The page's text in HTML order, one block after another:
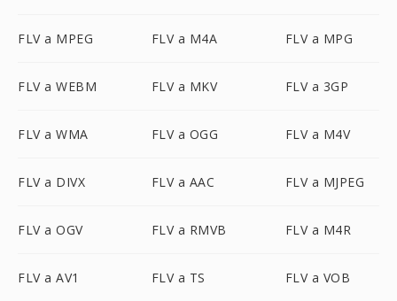
FLV a MPEG FLV a M4A FLV a MPG
FLV a WEBM FLV a MKV FLV a 3GP
FLV a WMA FLV a OGG FLV a M4V
FLV a DIVX FLV a AAC FLV a MJPEG
FLV a OGV FLV a RMVB FLV a M4R
FLV a AV1 FLV a TS FLV a VOB